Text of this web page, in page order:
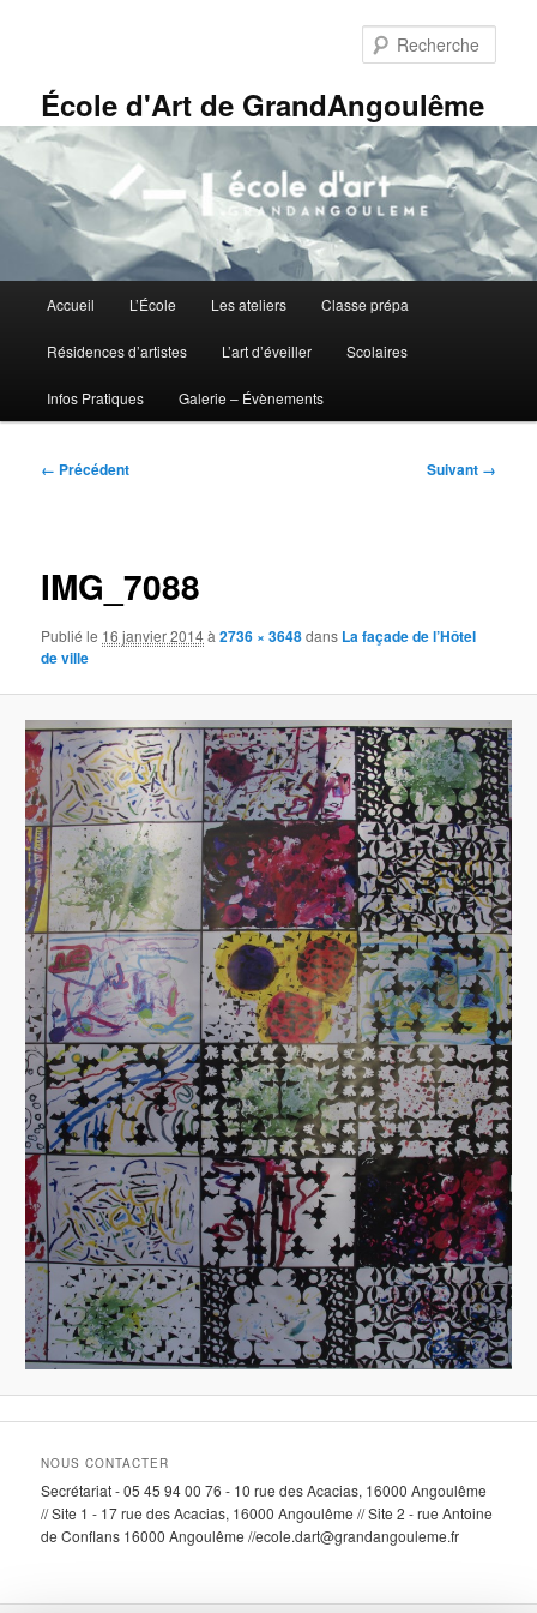
principalÉcole d'Art de GrandAngoulême
principal
Accueil L’École Les ateliers Classe prépa
Résidences d’artistes L’art d’éveiller Scolaires
Infos Pratiques Galerie – Évènements
Navigation
← Précédent Suivant →
IMG_7088
Publié le 16 janvier 2014à2736 × 3648dans La façade de l’Hôtel
de ville
NOUS CONTACTER
Secrétariat - 05 45 94 00 76 - 10 rue des Acacias, 16000 Angoulême
// Site 1 - 17 rue des Acacias, 16000 Angoulême // Site 2 - rue Antoine
de Conflans 16000 Angoulême //ecole.dart@grandangouleme.fr